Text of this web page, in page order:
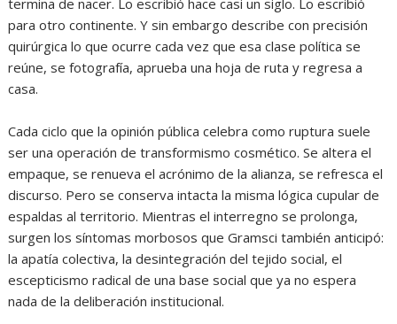
para otro continente. Y sin embargo describe con precisión
quirúrgica lo que ocurre cada vez que esa clase política se
reúne, se fotografía, aprueba una hoja de ruta y regresa a
casa.
‎Cada ciclo que la opinión pública celebra como ruptura suele
ser una operación de transformismo cosmético. Se altera el
empaque, se renueva el acrónimo de la alianza, se refresca el
discurso. Pero se conserva intacta la misma lógica cupular de
espaldas al territorio. Mientras el interregno se prolonga,
surgen los síntomas morbosos que Gramsci también anticipó:
la apatía colectiva, la desintegración del tejido social, el
escepticismo radical de una base social que ya no espera
nada de la deliberación institucional.